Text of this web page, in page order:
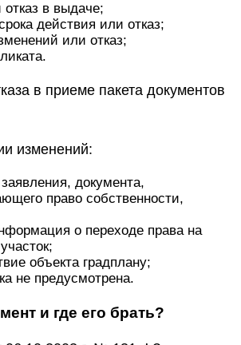
в выдаче;
действия или отказ;
или отказ;
в приеме пакета документов
изменений:
документа,
право собственности,
о переходе права на
объекта градплану;
не предусмотрена.
и где его брать?